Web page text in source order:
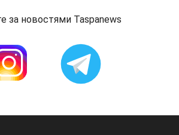
за новостями Taspanews